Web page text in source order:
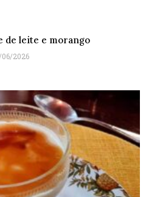
de leite e morango
2026